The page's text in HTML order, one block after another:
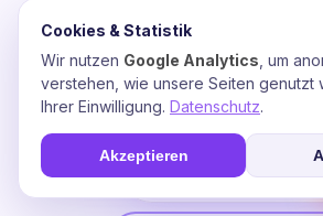
💬 Beratung anfragen
Energiefluss-Analyse
Förderantrag-Begleitung· BAFA,
progres.NRW, WELMO
Kostenlose Demo+ Erst-
Cookies & Statistik
Wir nutzen Google Analytics , um
verstehen, wie unsere Seiten genutzt
Ihrer Einwilligung. Datenschutz.
Akzeptieren